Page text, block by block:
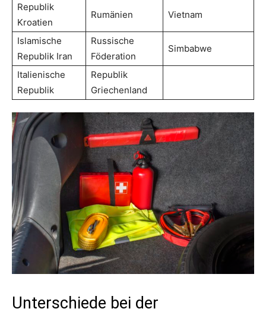
Republik
Kroatien
Rumänien Vietnam
Islamische
Republik Iran
Russische
Föderation
Simbabwe
Italienische
Republik
Republik
Griechenland
Unterschiede bei der